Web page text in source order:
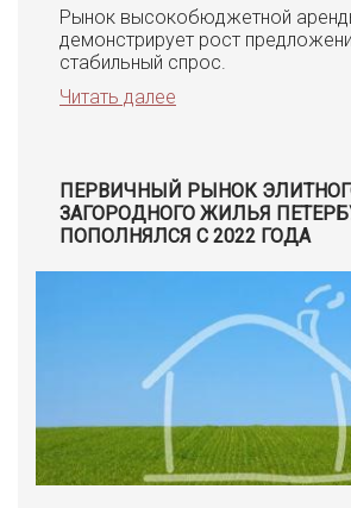
Рынок высокобюджетной
демонстрирует рост
стабильный спрос.
Читать далее
ПЕРВИЧНЫЙ РЫНОК
ЗАГОРОДНОГО ЖИЛЬЯ
ПОПОЛНЯЛСЯ С 2022 ГОДА